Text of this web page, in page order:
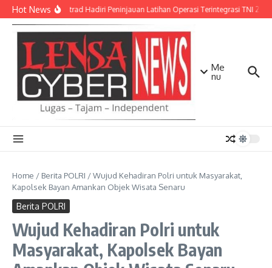
Lewati ke konten
Hot NewsPangkostrad Hadiri Peninjauan Latihan Operasi Terintegrasi TNI
Me
nu
Home / Berita POLRI /Wujud Kehadiran Polri untuk Masyarakat,
Kapolsek Bayan Amankan Objek Wisata Senaru
Berita POLRI
Wujud Kehadiran Polri untuk
Masyarakat, Kapolsek Bayan